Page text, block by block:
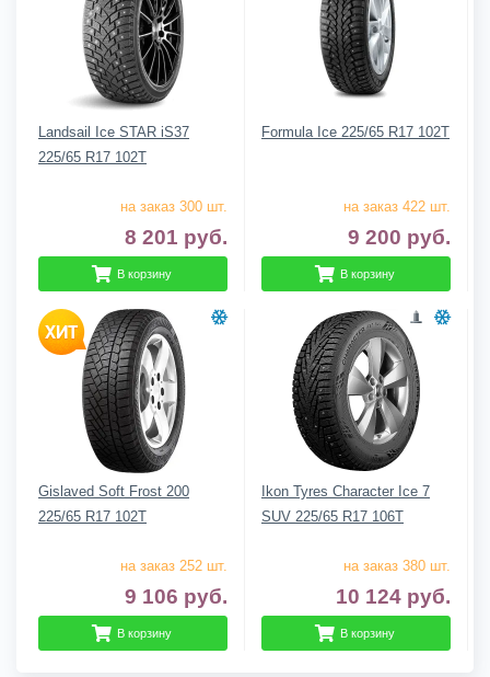
Landsail Ice STAR iS37
225/65 R17 102T
на заказ 300 шт.
8 201 руб.
В корзину
Formula Ice 225/65 R17 102T
на заказ 422 шт.
9 200 руб.
В корзину
Gislaved Soft Frost 200
225/65 R17 102T
на заказ 252 шт.
9 106 руб.
В корзину
Ikon Tyres Character Ice 7
SUV 225/65 R17 106T
на заказ 380 шт.
10 124 руб.
В корзину